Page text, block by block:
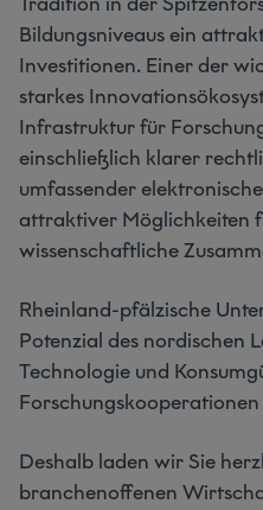
Bildungsniveaus ein
Investitionen. Einer der
starkes
Infrastruktur für
einschließlich klarer
umfassender
attraktiver Möglichkeiten
wissenschaftliche
Rheinland-pfälzische
Potenzial des nordischen
Technologie und
Deshalb laden wir Sie
branchenoffenen